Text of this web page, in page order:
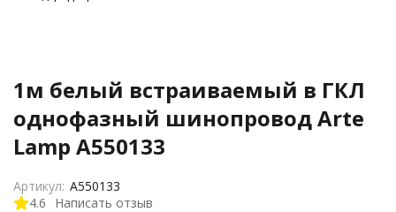
1м белый встраиваемый в ГКЛ
однофазный шинопровод Arte
Lamp A550133
4.6 Написать отзыв
Артикул: A550133